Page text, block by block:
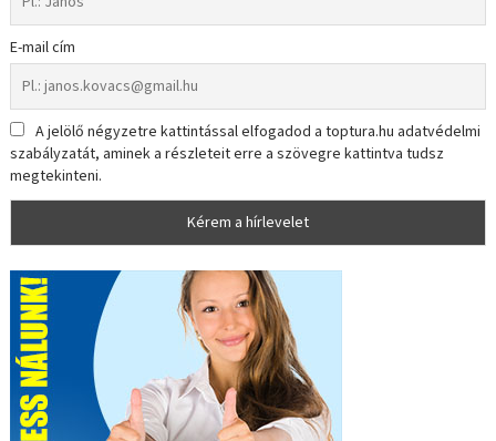
E-mail cím
A jelölő négyzetre kattintással elfogadod a toptura.hu adatvédelmi
szabályzatát, aminek a részleteit erre a szövegre kattintva tudsz
megtekinteni.